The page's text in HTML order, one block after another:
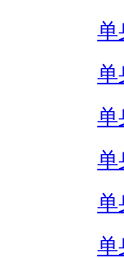
单
单
单
单
单
单